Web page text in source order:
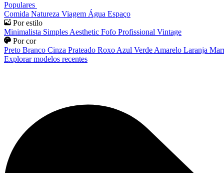
Populares
Comida Natureza Viagem Água Espaço
Por estilo
Minimalista Simples Aesthetic Fofo Profissional Vintage
Por cor
Preto Branco Cinza Prateado Roxo Azul Verde Amarelo Laranja
Explorar modelos recentes